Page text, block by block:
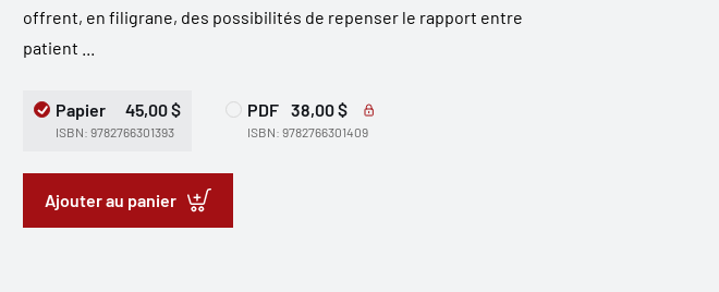
offrent, en filigrane, des possibilités de repenser le rapport entre
patient ...
Papier 45,00 $
ISBN: 9782766301393
PDF 38,00 $
ISBN: 9782766301409
Ajouter au panier